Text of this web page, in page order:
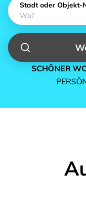
Stadt oder Objekt-
SCHÖNER